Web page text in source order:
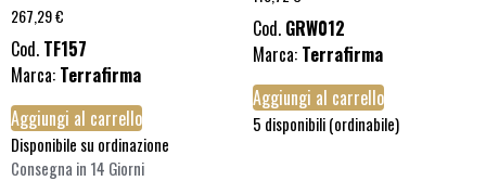
267,29€
Cod. TF157
Marca: Terrafirma
Aggiungi al carrello
Disponibile su ordinazione
Consegna in 14 Giorni
Cod. GRW012
Marca: Terrafirma
Aggiungi al carrello
5 disponibili (ordinabile)